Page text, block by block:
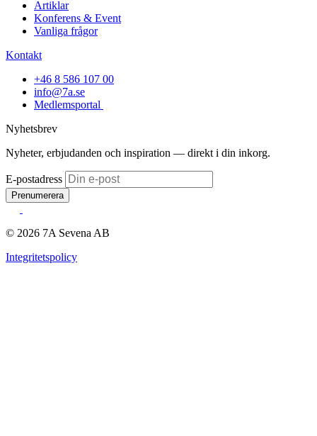
Artiklar
Konferens & Event
Vanliga frågor
Kontakt
+46 8 586 107 00
info@7a.se
Medlemsportal
Nyhetsbrev
Nyheter, erbjudanden och inspiration — direkt i din inkorg.
E-postadress
Prenumerera
© 2026 7A Sevena AB
Integritetspolicy